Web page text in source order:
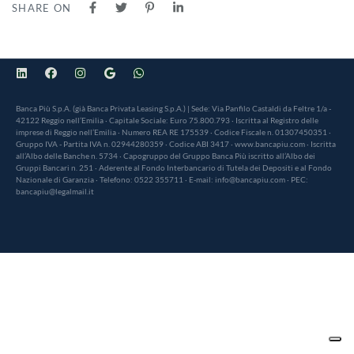
SHARE ON
Banca Più S.p.A. (già Banca Privata Leasing S.p.A.) | Sede: Via Panfilo Castaldi da Feltre 1/a -
42122 Reggio nell’Emilia · Capitale Sociale: Euro 75.800.793 · Iscritta al Registro delle
imprese di Reggio nell’Emilia · Numero REA RE 175539 · Codice Fiscale n. 01307450351 ·
Gruppo IVA - Partita IVA n. 02944280359 · Codice ABI 3417 · www.bancapiu.com · Iscritta
all’Albo delle Banche n. 5734 · Capogruppo del Gruppo Banca Più iscritto all’Albo dei
Gruppi Bancari n. 251 · Aderente al Fondo Interbancario di Tutela dei Depositi e al Fondo
Nazionale di Garanzia · Telefono: 0522 355711 · E-mail: info@bancapiu.com · PEC:
bancapiu@legalmail.it